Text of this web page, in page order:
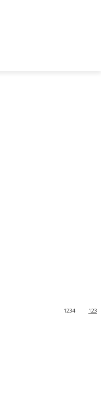
123
1234